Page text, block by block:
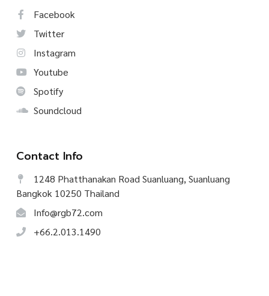
Facebook
Twitter
Instagram
Youtube
Spotify
Soundcloud
Contact Info
1248 Phatthanakan Road Suanluang, Suanluang
Bangkok 10250 Thailand
Info@rgb72.com
+66.2.013.1490